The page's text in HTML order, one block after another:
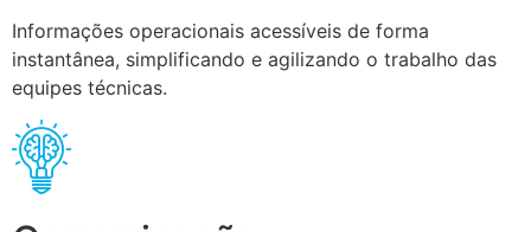
Informações operacionais acessíveis de forma
instantânea, simplificando e agilizando o trabalho das
equipes técnicas.